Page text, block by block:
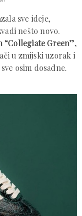
sve ideje,
nešto novo.
“Collegiate Green”,
u zmijski uzorak i
osim dosadne.